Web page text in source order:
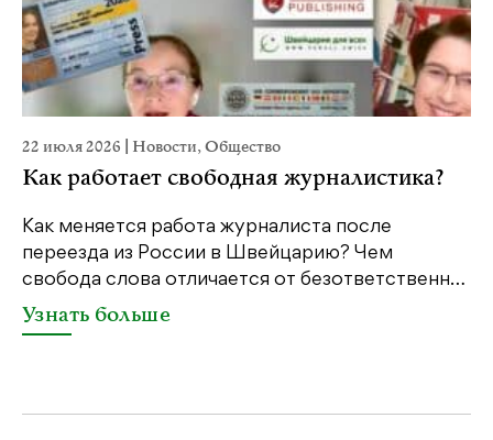
22 июля 2026 Новости,Общество
Как работает свободная журналистика?
Как меняется работа журналиста после
переезда из России в Швейцарию? Чем
свобода слова отличается от безответственн…
Узнать больше